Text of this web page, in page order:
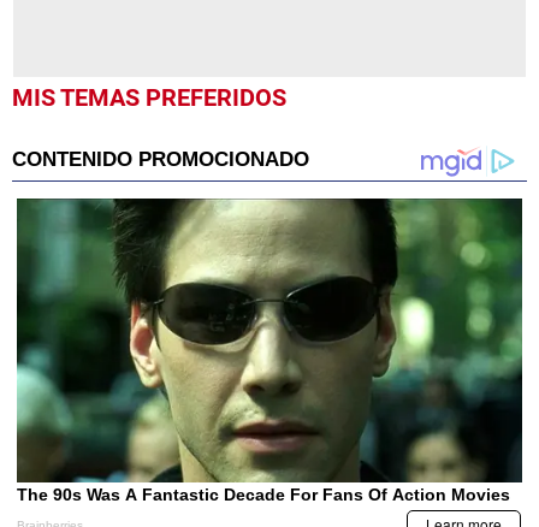
MIS TEMAS PREFERIDOS